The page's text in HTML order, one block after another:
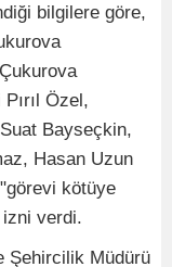
bilgilere göre,
Özel,
Bayseçkin,
Hasan Uzun
kötüye
verdi.
Şehircilik Müdürü